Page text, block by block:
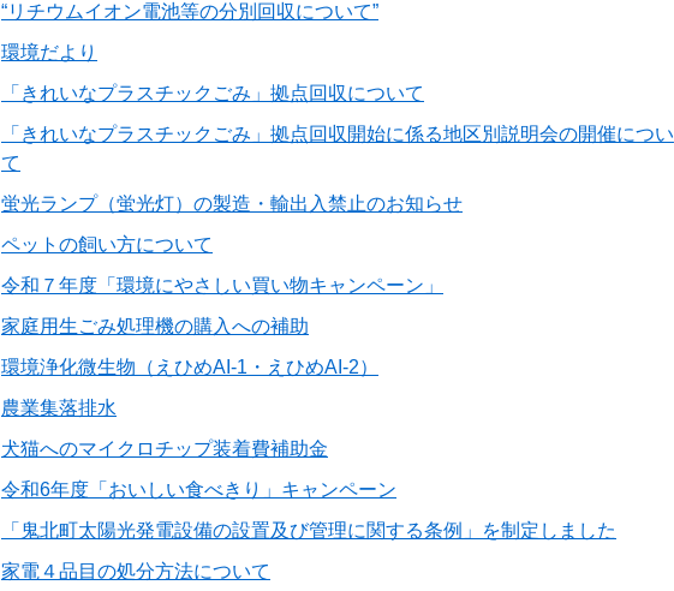
“リチウムイオン電池等の分別回収について”
環境だより
「きれいなプラスチックごみ」拠点回収について
「きれいなプラスチックごみ」拠点回収開始に係る地区別説明会の開催につい
て
蛍光ランプ（蛍光灯）の製造・輸出入禁止のお知らせ
ペットの飼い方について
令和７年度「環境にやさしい買い物キャンペーン」
家庭用生ごみ処理機の購入への補助
環境浄化微生物（えひめAI-1・えひめAI-2）
農業集落排水
犬猫へのマイクロチップ装着費補助金
令和6年度「おいしい食べきり」キャンペーン
「鬼北町太陽光発電設備の設置及び管理に関する条例」を制定しました
家電４品目の処分方法について